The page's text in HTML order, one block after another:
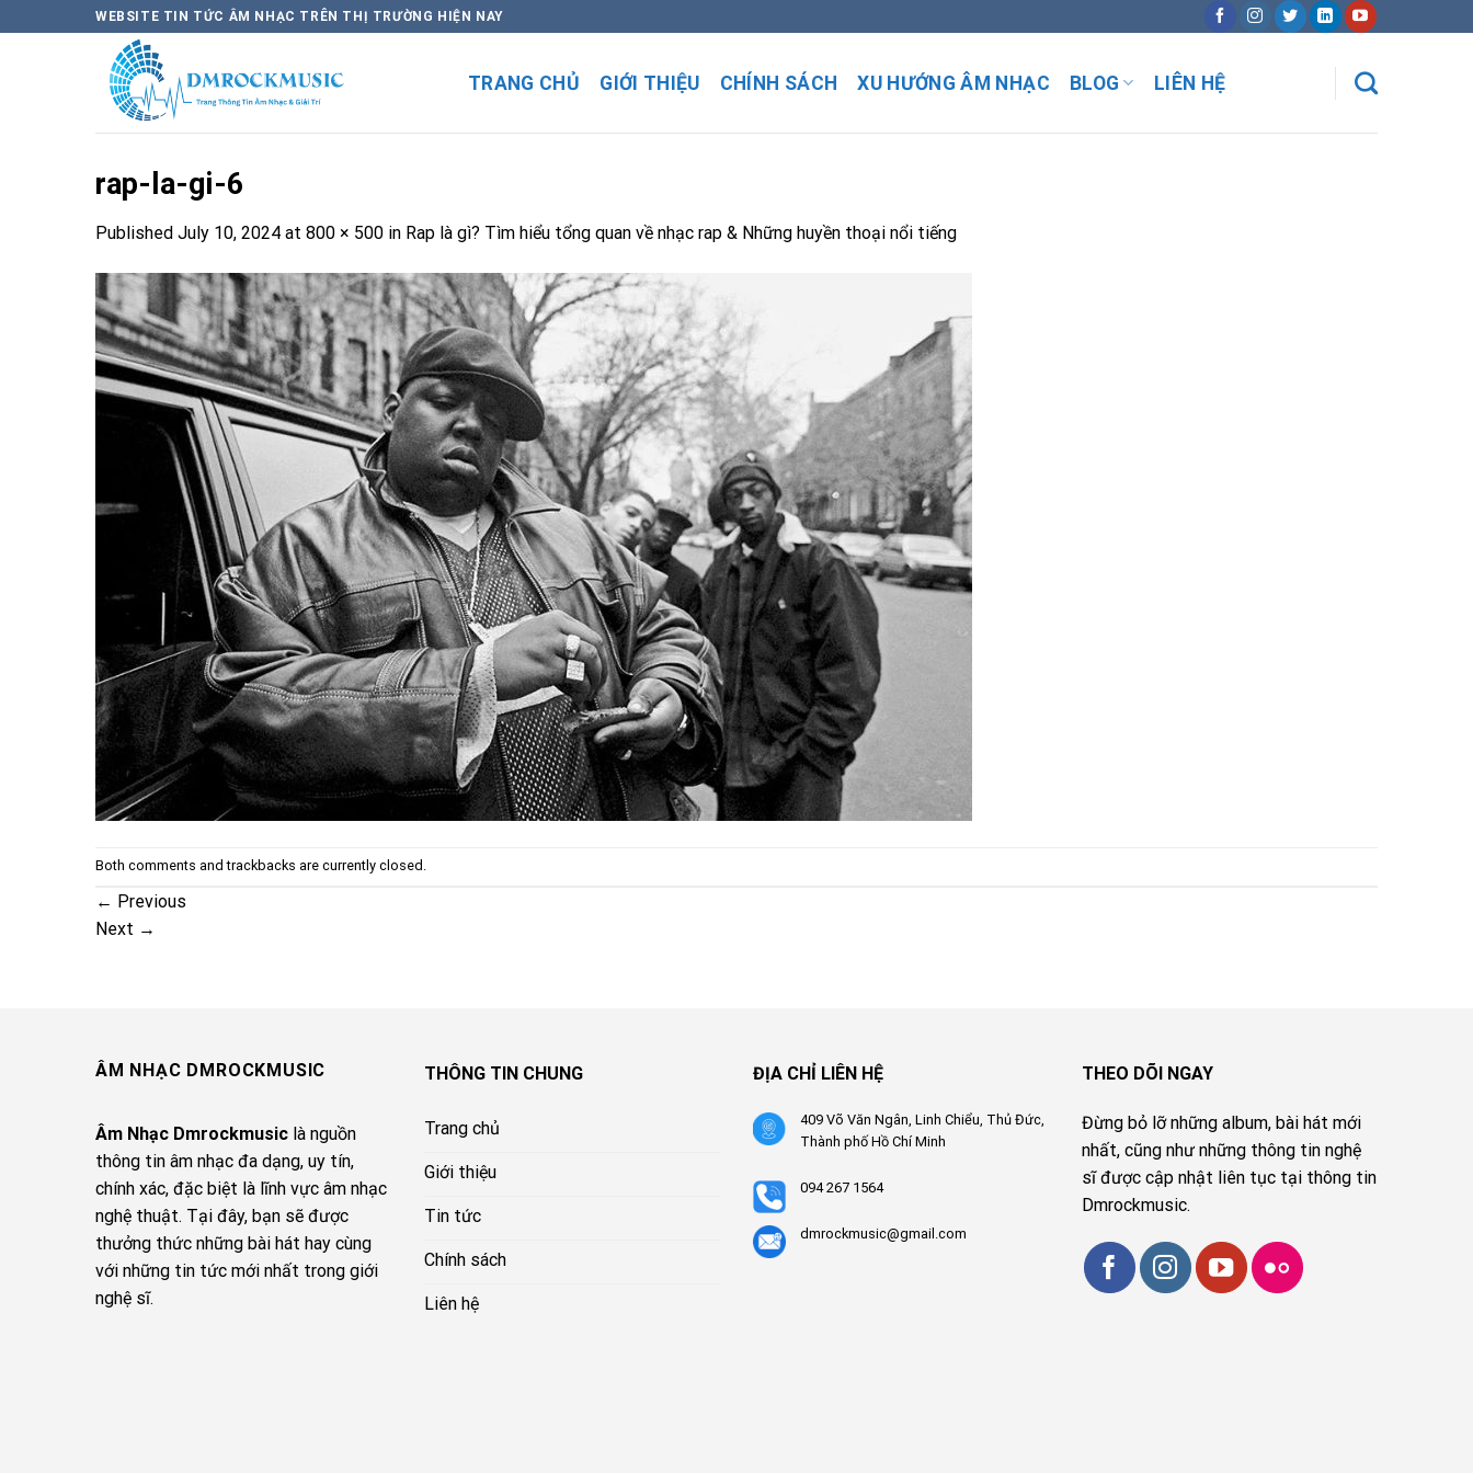
WEBSITE TIN TỨC ÂM NHẠC TRÊN THỊ TRƯỜNG HIỆN NAY
TRANG CHỦ GIỚI THIỆU CHÍNH SÁCH XU HƯỚNG ÂM NHẠC BLOG LIÊN HỆ
rap-la-gi-6
Published July 10, 2024 at 800 × 500 in Rap là gì? Tìm hiểu tổng quan về nhạc rap & Những huyền thoại nổi tiếng
Both comments and trackbacks are currently closed.
← Previous
Next →
ÂM NHẠC DMROCKMUSIC
Âm Nhạc Dmrockmusic là nguồn
thông tin âm nhạc đa dạng, uy tín,
chính xác, đặc biệt là lĩnh vực âm nhạc
nghệ thuật. Tại đây, bạn sẽ được
thưởng thức những bài hát hay cùng
với những tin tức mới nhất trong giới
nghệ sĩ.
THÔNG TIN CHUNG
Trang chủ
Giới thiệu
Tin tức
Chính sách
Liên hệ
ĐỊA CHỈ LIÊN HỆ
409 Võ Văn Ngân, Linh Chiểu, Thủ Đức,
Thành phố Hồ Chí Minh
094 267 1564
dmrockmusic@gmail.com
THEO DÕI NGAY
Đừng bỏ lỡ những album, bài hát mới
nhất, cũng như những thông tin nghệ
sĩ được cập nhật liên tục tại thông tin
Dmrockmusic.